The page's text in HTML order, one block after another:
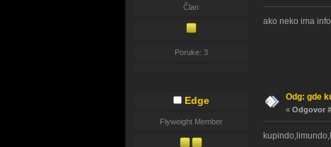
Član
Poruke: 3
ako neko ima
Edge
Flyweight Member
Odg: gde
« Odgovor